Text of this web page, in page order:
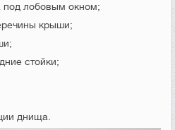
под лобовым окном;
крыши;
стойки;
днища.